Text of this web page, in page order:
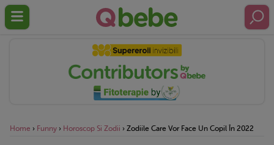
Home › Funny › Horoscop Si Zodii › Zodiile Care Vor Face Un Copil În 2022